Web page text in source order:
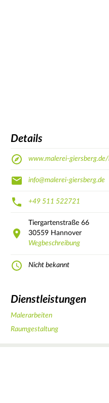
Details
www.malerei-
info@malerei-giersberg.de
+49 511 522721
Tiergartenstraße 66
30559 Hannover
Wegbeschreibung
Nicht bekannt
Dienstleistungen
Malerarbeiten
Raumgestaltung